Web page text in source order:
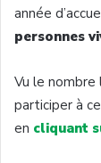
année
personnes
Vu le nombre
participer à
en cliquant